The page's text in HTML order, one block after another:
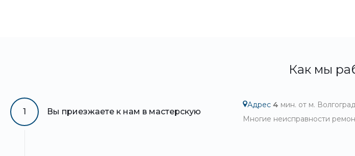
Как мы
1 Вы приезжаете к нам в мастерскую
Адрес 4 мин. от м.
Многие неисправности